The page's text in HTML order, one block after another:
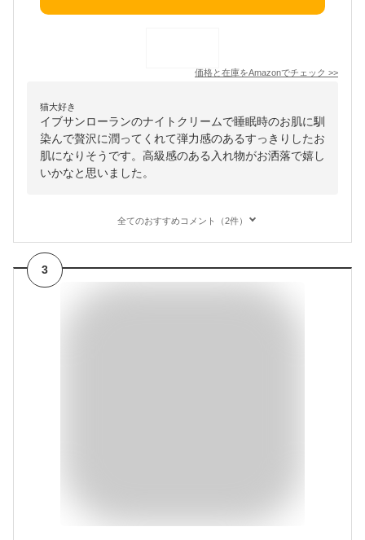
価格と在庫をAmazonでチェック >>
猫大好き
イブサンローランのナイトクリームで睡眠時のお肌に馴
染んで贅沢に潤ってくれて弾力感のあるすっきりしたお
肌になりそうです。高級感のある入れ物がお洒落で嬉し
いかなと思いました。
全てのおすすめコメント（2件）
3